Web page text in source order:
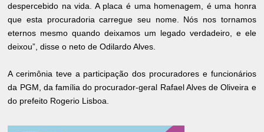
despercebido na vida. A placa é uma homenagem, é uma honra
que esta procuradoria carregue seu nome. Nós nos tornamos
eternos mesmo quando deixamos um legado verdadeiro, e ele
deixou”, disse o neto de Odilardo Alves.
A cerimônia teve a participação dos procuradores e funcionários
da PGM, da família do procurador-geral Rafael Alves de Oliveira e
do prefeito Rogerio Lisboa.